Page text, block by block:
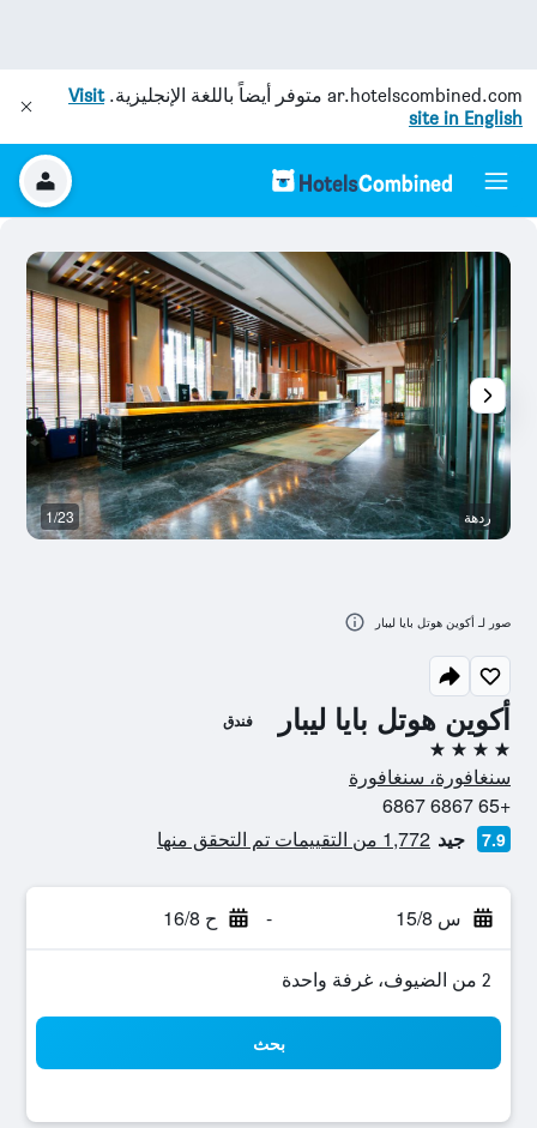
ar.hotelscombined.com متوفر أيضاً باللغة الإنجليزية.Visit
site in English
أكوين هوتل بايا ليبار فندق
4 نجوم
سنغافورة، سنغافورة
+65 6867 6867
7.9 جيد 1,772 من التقييمات تم التحقق منها
س 15/8 - ح 16/8
2 من الضيوف، غرفة واحدة
بحث
ردهة 1/23
صور لـ أكوين هوتل بايا ليبار